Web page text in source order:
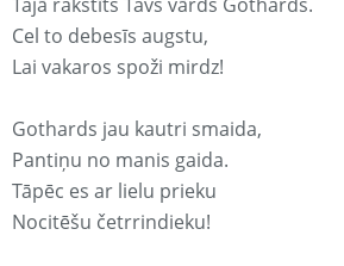
Cel to debesīs augstu,
Lai vakaros spoži mirdz!
Gothards jau kautri smaida,
Pantiņu no manis gaida.
Tāpēc es ar lielu prieku
Nocitēšu četrrindieku!